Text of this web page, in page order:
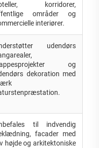
korridorer,
områder og
interiører.
udendørs
og
dekoration med
til indvendig
facader med
højde og arkitektoniske